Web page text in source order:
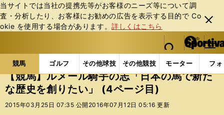
当サイトでは当社の提携先等がお客様のニーズ等について調
査・分析したり、お客様にお勧めの広告を表⽰する⽬的で Co
okie を使⽤する場合があります。詳しくはこちら
閉じ
る
web Sportiva (webスポルティーバ)
検索
マイペ
ー
ジ
メニュ
競馬 ゴルフ その他球技 その他競技 モーター フ
b
ス
ポ
ル
競馬の記事一覧 競馬 【競馬】ルメール騎手の志「
【競馬】ルメール騎手の志「日本の馬で新た
な歴史を創りたい」 (4ページ目)
2015年03月25日 07:35 公開 2016年07月12日 05:16 更新